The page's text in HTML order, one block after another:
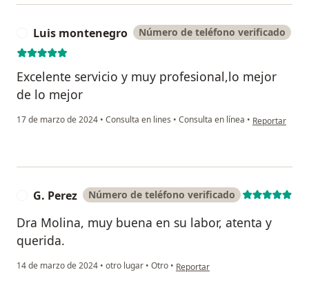
Luis montenegro Número de teléfono verificado
Excelente servicio y muy profesional,lo mejor
de lo mejor
17 de marzo de 2024 • Consulta en lines • Consulta en línea • en opinión
Reportar
G. Perez Número de teléfono verificado
Dra Molina, muy buena en su labor, atenta y
querida.
14 de marzo de 2024 • otro lugar • Otro • en opinión del usuario G. Perez
Reportar